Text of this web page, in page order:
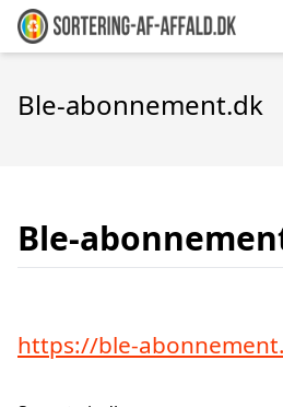
Ble-abonnement.dk
Ble-
https://ble-